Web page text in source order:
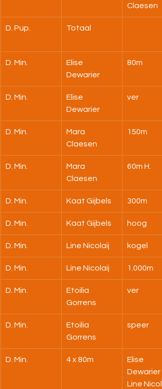
Claesen
D. Pup. Totaal
D. Min.
Elise
Dewarier
80m
D. Min.
Elise
Dewarier
ver
D. Min.
Mara
Claesen
150m
D. Min.
Mara
Claesen
60m H.
D. Min. Kaat Gijbels 300m
D. Min. Kaat Gijbels hoog
D. Min. Line Nicolaij kogel
D. Min. Line Nicolaij 1.000m
D. Min.
Etoilia
Gorrens
ver
D. Min.
Etoilia
Gorrens
speer
D. Min. 4 x 80m
Elise
Dewarier
Line